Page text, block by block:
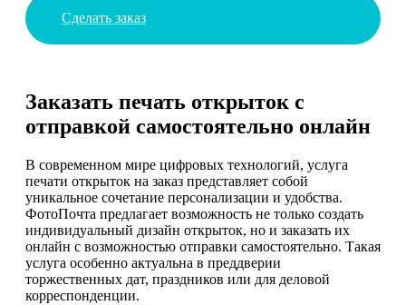
Сделать заказ
Заказать печать открыток с
отправкой самостоятельно онлайн
В современном мире цифровых технологий, услуга
печати открыток на заказ представляет собой
уникальное сочетание персонализации и удобства.
ФотоПочта предлагает возможность не только создать
индивидуальный дизайн открыток, но и заказать их
онлайн с возможностью отправки самостоятельно. Такая
услуга особенно актуальна в преддверии
торжественных дат, праздников или для деловой
корреспонденции.